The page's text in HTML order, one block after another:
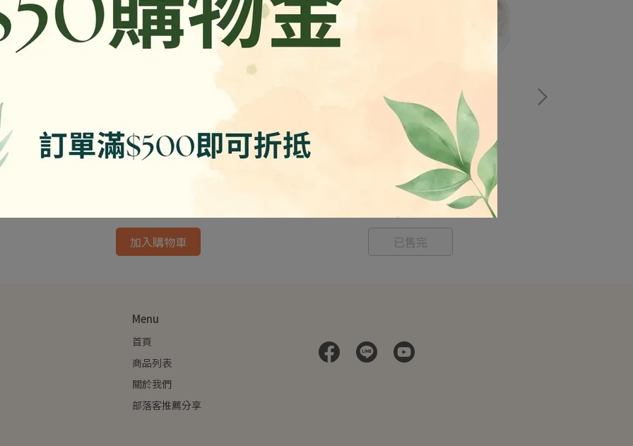
加入購物車
每一天-極品佛跳牆 /1500g 奶素
已售完
Menu
首頁
商品列表
關於我們
部落客推薦分享